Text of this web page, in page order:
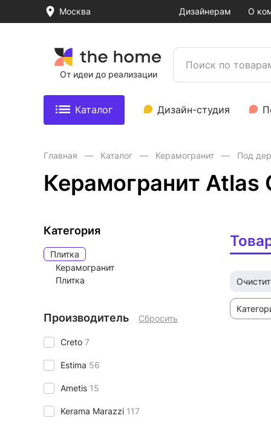
Москва Дизайнерам О
От идеи до реализации
Каталог Дизайн-студия
Главная Каталог Керамогранит Под
Керамогранит Atlas
Категория
Плитка
Керамогранит
Плитка
Производитель Сбросить
Creto 7
Estima 56
Ametis 15
Kerama Marazzi 117